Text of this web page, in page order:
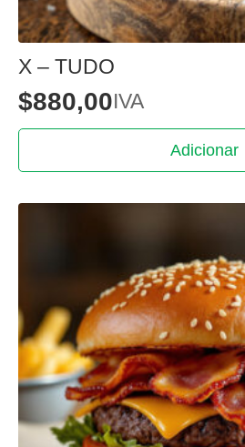
X – TUDO
$880,00IVA
Adicionar